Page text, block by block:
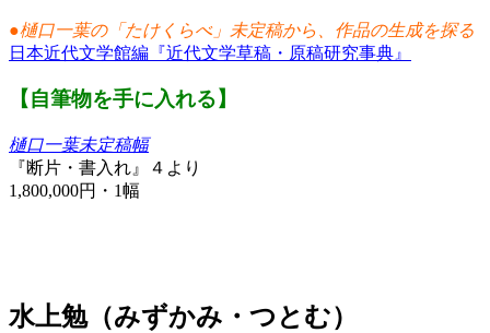
●樋口一葉の「たけくらべ」未定稿から、作品の生成を探る
日本近代文学館編『近代文学草稿・原稿研究事典』
【自筆物を手に入れる】
樋口一葉未定稿幅
『断片・書入れ』４より
1,800,000円・1幅
水上勉（みずかみ・つとむ）